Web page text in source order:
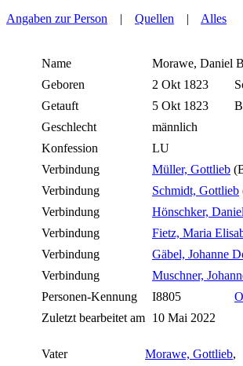
Angaben zur Person | Quellen | Alles
Name Morawe, Daniel
Geboren
2 Okt 1823
Getauft
5 Okt 1823
Geschlecht
männlich
Konfession
LU
Verbindung
Müller, Gottlieb
Verbindung
Schmidt, Gottlieb
Verbindung
Hönschker,
Verbindung
Fietz, Maria
Verbindung
Gäbel, Johanne
Verbindung
Muschner,
Personen-Kennung
I8805
Zuletzt bearbeitet am 10 Mai 2022
Vater Morawe, Gottlieb,